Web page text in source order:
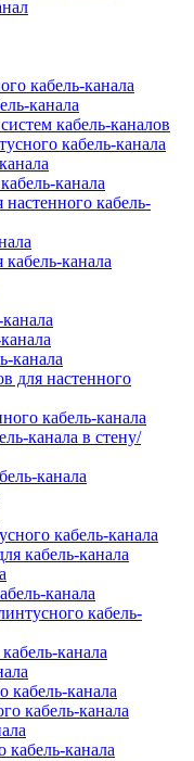
кабель-канала
канала
кабель-каналов
кабель-канала
канала
настенного кабель-
кабель-канала
канала
для настенного
кабель-канала
канала в стену/
канала
кабель-канала
кабель-канала
канала
кабель-
канала
кабель-канала
кабель-канала
кабель-канала